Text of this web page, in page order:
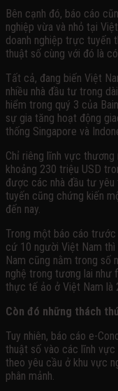
Bên cạnh đó, báo cáo
nghiệp vừa và nhỏ tại
doanh nghiệp trực tuyến
thuật số cùng với đó là
Tất cả, đang biến Việt
nhiều nhà đầu tư trong
hiểm trong quý 3 của
sự gia tăng hoạt động
thống Singapore và
Chỉ riêng lĩnh vực
khoảng 230 triệu USD
được các nhà đầu tư
tuyến cũng chứng kiến
đến nay.
Trong một báo cáo trước
cứ 10 người Việt Nam
Nam cũng nằm trong số
nghệ trong tương lai như
thực tế ảo ở Việt Nam là
Còn đó những thách
Tuy nhiên, báo cáo e-
thuật số vào các lĩnh vực
theo yêu cầu ở khu vực
phân mảnh.